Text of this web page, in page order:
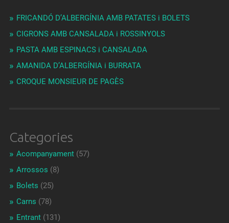
FRICANDÓ D’ALBERGÍNIA AMB PATATES i BOLETS
CIGRONS AMB CANSALADA i ROSSINYOLS
PASTA AMB ESPINACS i CANSALADA
AMANIDA D’ALBERGÍNIA i BURRATA
CROQUE MONSIEUR DE PAGÈS
Categories
Acompanyament(57)
Arrossos (8)
Bolets (25)
Carns (78)
Entrant(131)